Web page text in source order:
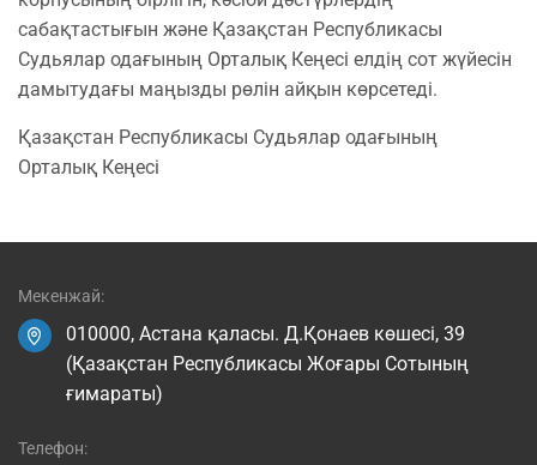
сабақтастығын және Қазақстан Республикасы
Судьялар одағының Орталық Кеңесі елдің сот жүйесін
дамытудағы маңызды рөлін айқын көрсетеді.
Қазақстан Республикасы Судьялар одағының
Орталық Кеңесі
Мекенжай:
010000, Астана қаласы. Д.Қонаев көшесі, 39
(Қазақстан Республикасы Жоғары Сотының
ғимараты)
Телефон: